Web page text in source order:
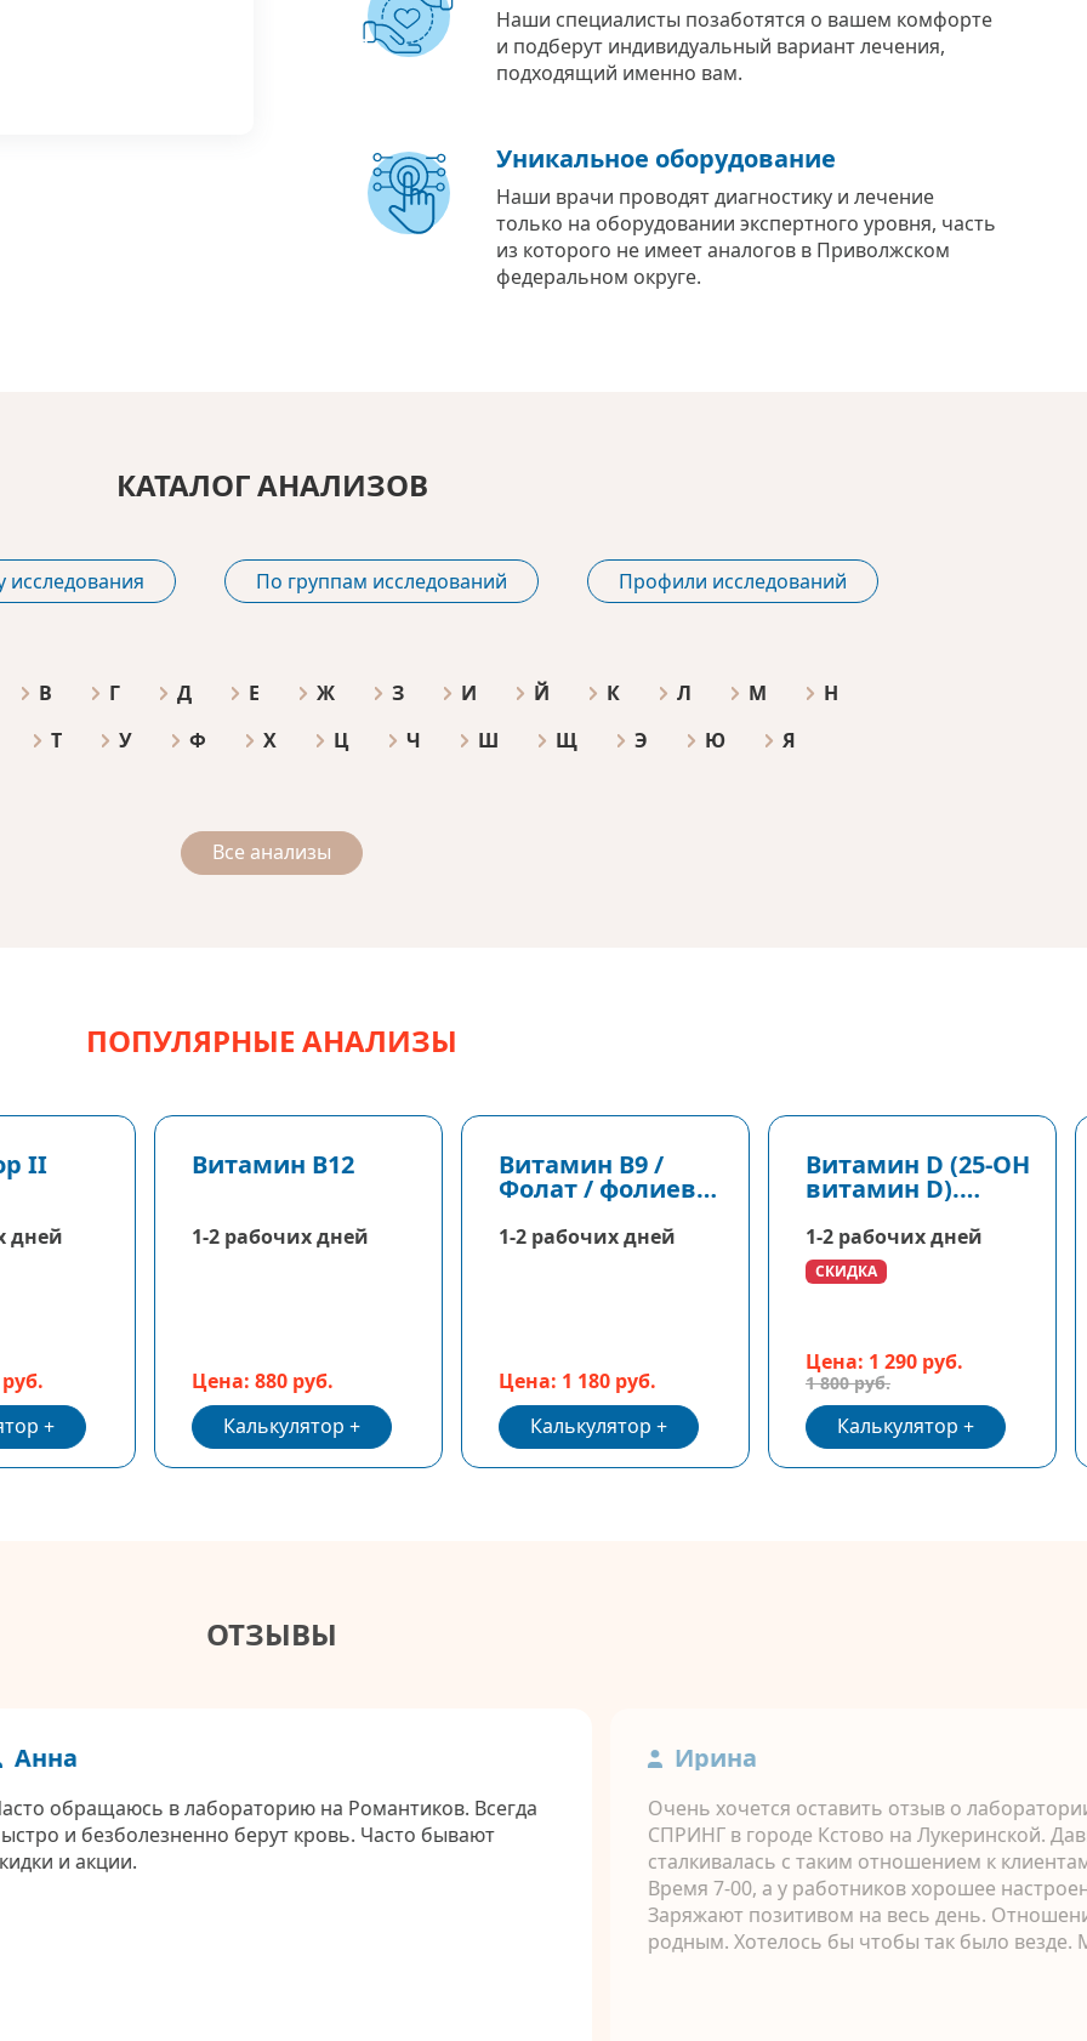
Наши специалисты позаботятся о вашем комфорте
и подберут индивидуальный вариант лечения,
подходящий именно вам.
Уникальное оборудование
Наши врачи проводят диагностику и лечение
только на оборудовании экспертного уровня, часть
из которого не имеет аналогов в Приволжском
федеральном округе.
КАТАЛОГ АНАЛИЗОВ
исследования По группам исследований Профили исследований
В Г Д Е Ж З И Й К Л М
Н
Т
У Ф Х Ц Ч Ш Щ Э Ю Я
Все анализы
ПОПУЛЯРНЫЕ АНАЛИЗЫ
II
дней
Витамин В12
1-2 рабочих дней
Цена: 880 руб.
Калькулятор
Витамин В9 /
Фолат / фолиевая
1-2 рабочих дней
Цена: 1 180 руб.
Калькулятор
Витамин D (25-ОH
витамин D).
1-2 рабочих дней
СКИДКА
Цена: 1 290 руб.
1 800 руб.
Калькулятор
ОТЗЫВЫ
Анна
обращаюсь в лабораторию на Романтиков. Всегда
и безболезненно берут кровь. Часто бывают
и акции.
Ирина
Очень хочется оставить отзыв о
СПРИНГ в городе Кстово на Лукеринской.
сталкивалась с таким отношением к
Время 7-00, а у работников хорошее
Заряжают позитивом на весь день.
родным. Хотелось бы чтобы так было везде.